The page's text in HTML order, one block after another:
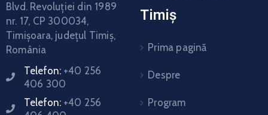
Blvd. Revoluţiei din 1989
nr. 17, CP 300034,
Timişoara, judeţul Timiş,
România
Telefon: +40 256
406 300
Telefon: +40 256
Timiș
Prima pagină
Despre
Program